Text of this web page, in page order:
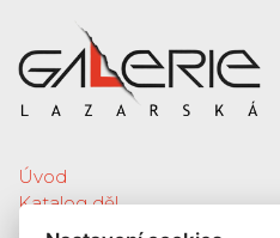
Úvod
Katalog děl
Služby